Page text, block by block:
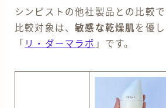
シンピストの他社製品との比較で
比較対象は、敏感な乾燥肌を優
「 リ・ダーマラボ 」です。